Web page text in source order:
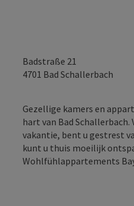
Badstraße 21
4701 Bad Schallerbach
Gezellige kamers en
hart van Bad Schallerbach.
vakantie, bent u gestrest
kunt u thuis moeilijk
Wohlfühlappartements